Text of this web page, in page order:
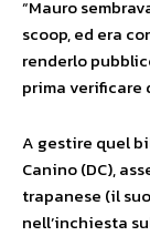
“Mauro
scoop, ed era
renderlo
prima verificare
A gestire quel
Canino (DC),
trapanese (il
nell’inchiesta